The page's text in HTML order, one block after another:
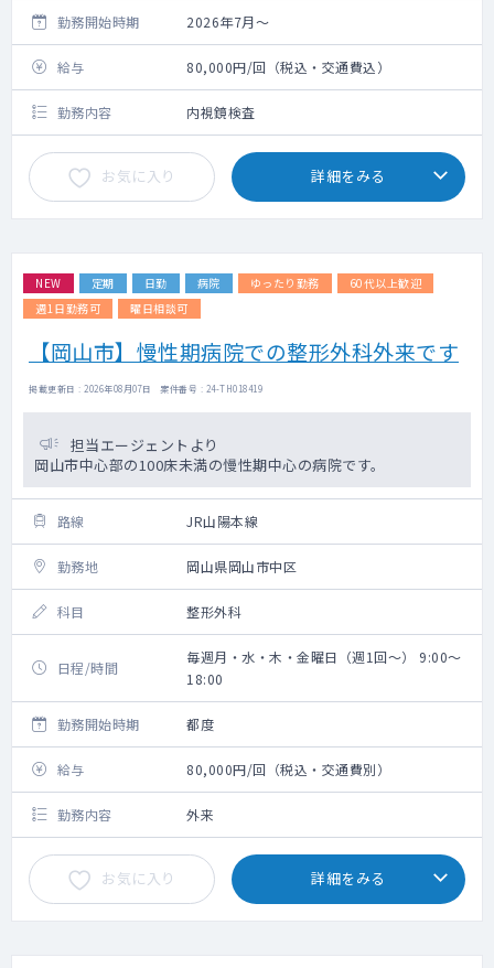
勤務開始時期 2026年7月～
給与 80,000円/回（税込・交通費込）
勤務内容 内視鏡検査
お気に入り 詳細をみる
NEW 定期 日勤 病院 ゆったり勤務
60代以上歓迎
週1日勤務可
曜日相談可
【岡山市】慢性期病院での整形外科外来です
掲載更新日 : 2026年08月07日 案件番号 : 24-TH018419
担当エージェントより
岡山市中心部の100床未満の慢性期中心の病院です。
路線 JR山陽本線
勤務地 岡山県岡山市中区
科目 整形外科
日程/時間
毎週月・水・木・金曜日（週1回～） 9:00～
18:00
勤務開始時期 都度
給与 80,000円/回（税込・交通費別）
勤務内容 外来
お気に入り 詳細をみる